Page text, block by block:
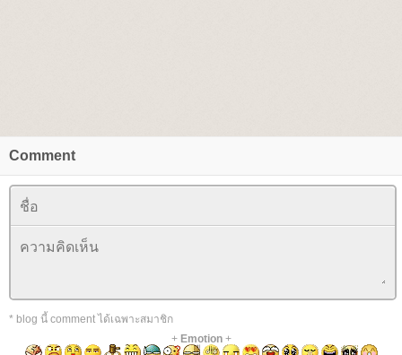
Comment
* blog นี้ comment ได้เฉพาะสมาชิก
+ Emotion+